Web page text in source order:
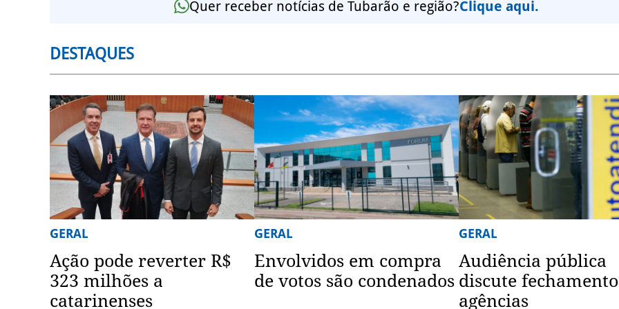
Quer receber notícias de Tubarão e região?Clique aqui.
DESTAQUES
GERAL
Ação pode reverter R$
323 milhões a
catarinenses
GERAL
Envolvidos em compra
de votos são condenados
GERAL
Audiência pública
discute
agências